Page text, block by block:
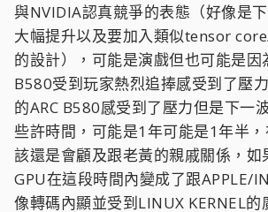
與NVIDIA認真競爭的表態（好像是
大幅提升以及要加入類似tensor
的設計），可能是演戲但也可能是因
B580受到玩家熱烈追捧感受到了壓
的ARC B580感受到了壓力但是下一
些許時間，可能是1年可能是1年半
該還是會顧及跟老黃的親戚關係，
GPU在這段時間內變成了跟APPLE/
像轉碼內顯並受到LINUX KERNEL